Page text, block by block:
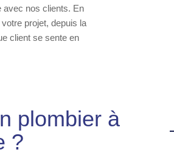
avec nos clients. En
projet, depuis la
client se sente en
plombier à
?